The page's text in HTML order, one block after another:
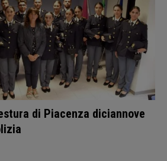
di Piacenza diciannove